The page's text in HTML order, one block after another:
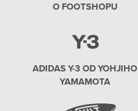
O FOOTSHOPU
ADIDAS Y-3 OD YOHJIHO
YAMAMOTA